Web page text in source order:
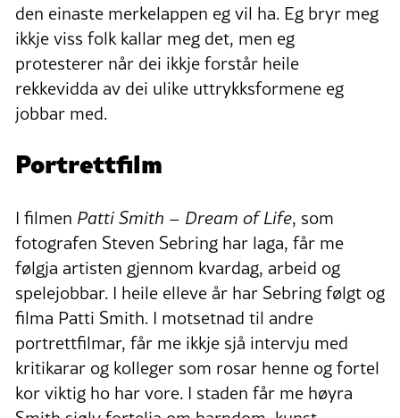
den einaste merkelappen eg vil ha. Eg bryr meg
ikkje viss folk kallar meg det, men eg
protesterer når dei ikkje forstår heile
rekkevidda av dei ulike uttrykksformene eg
jobbar med.
Portrettfilm
I filmen Patti Smith – Dream of Life, som
fotografen Steven Sebring har laga, får me
følgja artisten gjennom kvardag, arbeid og
spelejobbar. I heile elleve år har Sebring følgt og
filma Patti Smith. I motsetnad til andre
portrettfilmar, får me ikkje sjå intervju med
kritikarar og kolleger som rosar henne og fortel
kor viktig ho har vore. I staden får me høyra